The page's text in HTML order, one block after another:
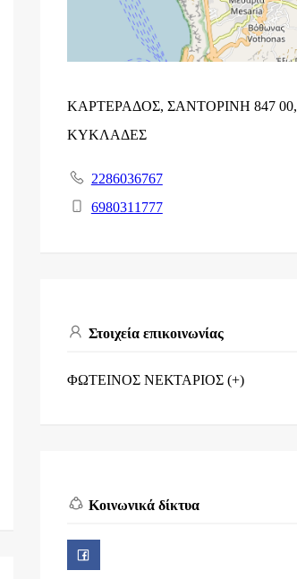
ΚΑΡΤΕΡΑΔΟΣ, ΣΑΝΤΟΡΙΝΗ 847 00,
ΚΥΚΛΑΔΕΣ
2286036767
6980311777
Στοιχεία επικοινωνίας
ΦΩΤΕΙΝΟΣ ΝΕΚΤΑΡΙΟΣ (+)
Κοινωνικά δίκτυα